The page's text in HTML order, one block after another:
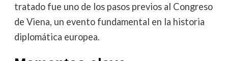
tratado fue uno de los pasos previos al Congreso
de Viena, un evento fundamental en la historia
diplomática europea.